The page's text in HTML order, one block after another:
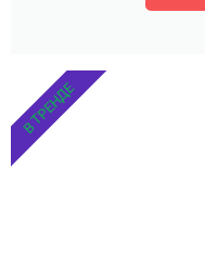
В ТРЕНДЕ